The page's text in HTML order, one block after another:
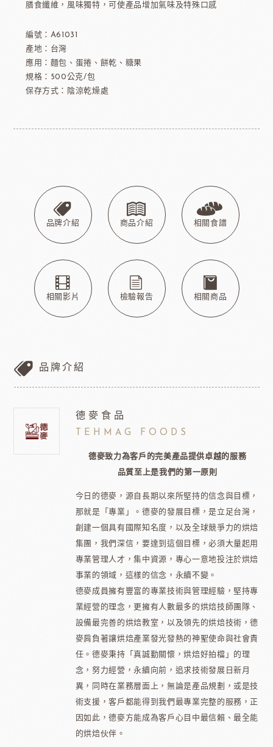
膳食纖維，風味獨特，可使產品增加氣味及特殊口感
編號：A61031
產地：台灣
應用：麵包、蛋捲、餅乾、糖果
規格：500公克/包
保存方式：陰涼乾燥處
品牌介紹 商品介紹 相關食譜
相關影片 檢驗報告 相關商品
品牌介紹
德麥食品
TEHMAG FOODS
德麥致力為客戶的完美產品提供卓越的服務
品質至上是我們的第一原則
今日的德麥，源自長期以來所堅持的信念與目標，
那就是「專業」。德麥的發展目標，是立足台灣，
創建一個具有國際知名度，以及全球競爭力的烘焙
集團，我們深信，要達到這個目標，必須大量起用
專業管理人才，集中資源，專心一意地投注於烘焙
事業的領域，這樣的信念，永續不變。
德麥成員擁有豐富的專業技術與管理經驗，堅持專
業經營的理念，更擁有人數最多的烘焙技師團隊、
設備最完善的烘焙教室，以及領先的烘焙技術，德
麥肩負著讓烘焙產業發光發熱的神聖使命與社會責
任。德麥秉持「真誠勤關懷，烘焙好拍檔」的理
念，努力經營，永續向前，追求技術發展日新月
異，同時在業務層面上，無論是產品規劃，或是技
術支援，客戶都能得到我們最專業完整的服務，正
因如此，德麥方能成為客戶心目中最信賴、最全能
的烘焙伙伴。